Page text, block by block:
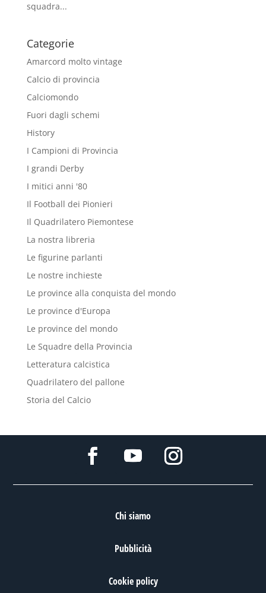
squadra...
Categorie
Amarcord molto vintage
Calcio di provincia
Calciomondo
Fuori dagli schemi
History
I Campioni di Provincia
I grandi Derby
I mitici anni '80
Il Football dei Pionieri
Il Quadrilatero Piemontese
La nostra libreria
Le figurine parlanti
Le nostre inchieste
Le province alla conquista del mondo
Le province d'Europa
Le province del mondo
Le Squadre della Provincia
Letteratura calcistica
Quadrilatero del pallone
Storia del Calcio
Chi siamo
Pubblicità
Cookie policy